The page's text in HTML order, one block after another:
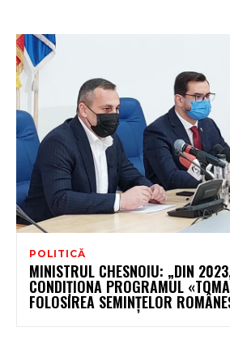
POLITICĂ
MINISTRUL CHESNOIU: „DIN
CONDIȚIONA PROGRAMUL
FOLOSIREA SEMINȚELOR